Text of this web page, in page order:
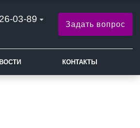
03-89 Задать вопрос
КОНТАКТЫ